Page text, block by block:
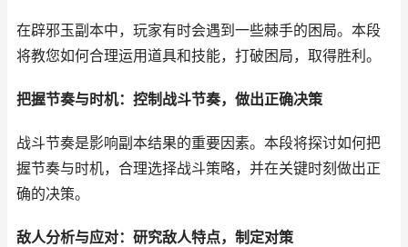
在辟邪玉副本中，玩家有时会遇到一些棘手的困局。本段
将教您如何合理运用道具和技能，打破困局，取得胜利。
把握节奏与时机：控制战斗节奏，做出正确决策
战斗节奏是影响副本结果的重要因素。本段将探讨如何把
握节奏与时机，合理选择战斗策略，并在关键时刻做出正
确的决策。
敌人分析与应对：研究敌人特点，制定对策